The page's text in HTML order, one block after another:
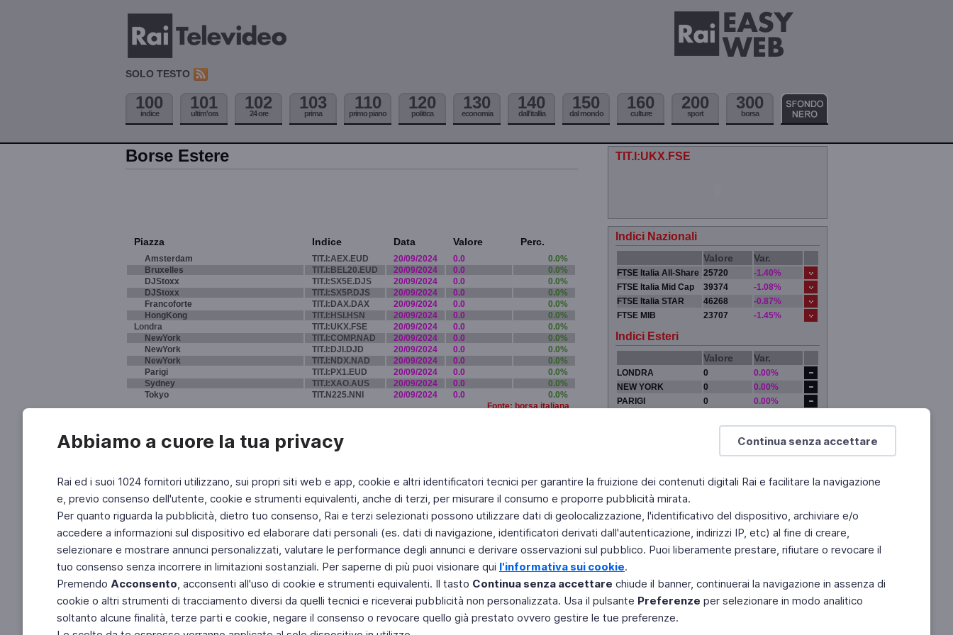
Continua senza accettare
Abbiamo a cuore la tua privacy
Rai ed i suoi 1024 fornitori utilizzano, sui propri siti web e app, cookie e altri identificatori tecnici per garantire la fruizione dei contenuti digitali Rai e facilitare la navigazione
e, previo consenso dell'utente, cookie e strumenti equivalenti, anche di terzi, per misurare il consumo e proporre pubblicità mirata.
Per quanto riguarda la pubblicità, dietro tuo consenso, Rai e terzi selezionati possono utilizzare dati di geolocalizzazione, l'identificativo del dispositivo, archiviare e/o
accedere a informazioni sul dispositivo ed elaborare dati personali (es. dati di navigazione, identificatori derivati dall'autenticazione, indirizzi IP, etc) al fine di creare,
selezionare e mostrare annunci personalizzati, valutare le performance degli annunci e derivare osservazioni sul pubblico. Puoi liberamente prestare, rifiutare o revocare il
tuo consenso senza incorrere in limitazioni sostanziali. Per saperne di più puoi visionare qui l'informativa sui cookie.
Premendo Acconsento, acconsenti all'uso di cookie e strumenti equivalenti. Il tasto Continua senza accettare chiude il banner, continuerai la navigazione in assenza di
cookie o altri strumenti di tracciamento diversi da quelli tecnici e riceverai pubblicità non personalizzata. Usa il pulsante Preferenze per selezionare in modo analitico
soltanto alcune finalità, terze parti e cookie, negare il consenso o revocare quello già prestato ovvero gestire le tue preferenze.
SOLO TESTO
100
indice
101
ultim'ora
102
24 ore
103
prima
110
primo piano
120
politica
130
economia
140
dall'itallia
150
dal mondo
160
culture
200
sport
300
borsa
Borse Estere
Piazza Indice Data Valore Perc.
Amsterdam TIT.I:AEX.EUD 20/09/2024 0.0
0.0%
Bruxelles
TIT.I:BEL20.EUD 20/09/2024 0.0
0.0%
DJStoxx
TIT.I:SX5E.DJS 20/09/2024 0.0
0.0%
DJStoxx
TIT.I:SX5P.DJS 20/09/2024 0.0
0.0%
Francoforte
TIT.I:DAX.DAX 20/09/2024 0.0
0.0%
HongKong
TIT.I:HSI.HSN 20/09/2024 0.0
0.0%
Londra
TIT.I:UKX.FSE 20/09/2024 0.0
0.0%
NewYork
TIT.I:COMP.NAD 20/09/2024 0.0
0.0%
NewYork
TIT.I:DJI.DJD 20/09/2024 0.0
0.0%
NewYork
TIT.I:NDX.NAD 20/09/2024 0.0
0.0%
Parigi
TIT.I:PX1.EUD 20/09/2024 0.0
0.0%
Sydney
TIT.I:XAO.AUS 20/09/2024 0.0
0.0%
Tokyo
TIT.N225.NNI 20/09/2024 0.0
0.0%
Fonte: borsa italiana
TIT.I:UKX.FSE
Indici Nazionali
Valore Var.
FTSE Italia All-Share 25720
-1.40%
FTSE Italia Mid Cap
39374
-1.08%
FTSE Italia STAR
46268
-0.87%
FTSE MIB
23707 -1.45%
Indici Esteri
Valore Var.
LONDRA 0
0.00%
NEW YORK
0
0.00%
PARIGI
0
0.00%
Fai di Televideo la tua Home Page Chi Siamo
Copyright © 2011 Rai - Tutti i diritti riservati
Engineered by RAI - Reti e Piattaforme